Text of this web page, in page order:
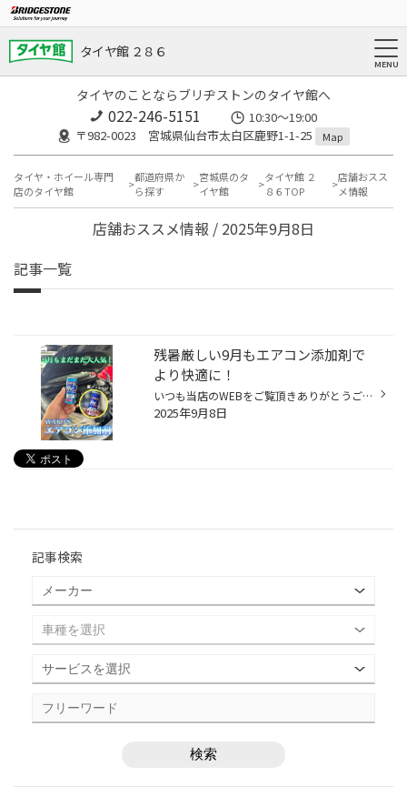
タイヤ館 ２８６
タイヤのことならブリヂストンのタイヤ館へ
022-246-5151
10:30～19:00
〒982-0023 宮城県仙台市太白区鹿野1-1-25
Map
タイヤ・ホイール専門
店のタイヤ館
都道府県か
ら探す
宮城県のタ
イヤ館
タイヤ館 ２
８６TOP
店舗おスス
メ情報
店舗おススメ情報 / 2025年9月8日
記事一覧
残暑厳しい9月もエアコン添加剤で
より快適に！
いつも当店のWEBをご覧頂きありがとうございます！ 本日は夏場に大人気の「エアコン添加剤」のご用命！ 9月もまだ暑い日が続きますね…。 お車のエアコンも効きが良くないとかなり身体に堪えるものがあります…。 そんな時はワコーズさんから発売されているエアコン添加剤、「パワーエアコン」がオス...
2025年9月8日
記事検索